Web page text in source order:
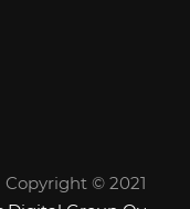
Copyright © 2021